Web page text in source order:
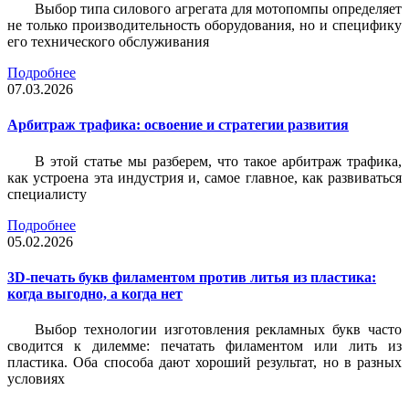
Выбор типа силового агрегата для мотопомпы определяет
не только производительность оборудования, но и специфику
его технического обслуживания
Подробнее
07.03.2026
Арбитраж трафика: освоение и стратегии развития
В этой статье мы разберем, что такое арбитраж трафика,
как устроена эта индустрия и, самое главное, как развиваться
специалисту
Подробнее
05.02.2026
3D-печать букв филаментом против литья из пластика:
когда выгодно, а когда нет
Выбор технологии изготовления рекламных букв часто
сводится к дилемме: печатать филаментом или лить из
пластика. Оба способа дают хороший результат, но в разных
условиях